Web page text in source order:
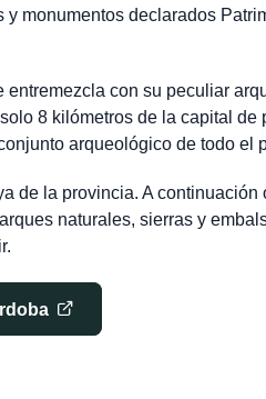
y monumentos declarados
entremezcla con su peculiar
8 kilómetros de la capital
arqueológico de todo el
de la provincia. A
naturales, sierras y